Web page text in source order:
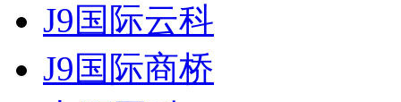
J9国际云科
J9国际商桥